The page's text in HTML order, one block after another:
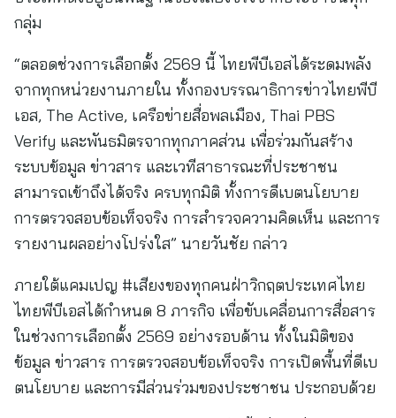
กลุ่ม
“ตลอดช่วงการเลือกตั้ง 2569 นี้ ไทยพีบีเอสได้ระดมพลัง
จากทุกหน่วยงานภายใน ทั้งกองบรรณาธิการข่าวไทยพีบี
เอส, The Active, เครือข่ายสื่อพลเมือง, Thai PBS
Verify และพันธมิตรจากทุกภาคส่วน เพื่อร่วมกันสร้าง
ระบบข้อมูล ข่าวสาร และเวทีสาธารณะที่ประชาชน
สามารถเข้าถึงได้จริง ครบทุกมิติ ทั้งการดีเบตนโยบาย
การตรวจสอบข้อเท็จจริง การสำรวจความคิดเห็น และการ
รายงานผลอย่างโปร่งใส” นายวันชัย กล่าว
ภายใต้แคมเปญ #เสียงของทุกคนฝ่าวิกฤตประเทศไทย
ไทยพีบีเอสได้กำหนด 8 ภารกิจ เพื่อขับเคลื่อนการสื่อสาร
ในช่วงการเลือกตั้ง 2569 อย่างรอบด้าน ทั้งในมิติของ
ข้อมูล ข่าวสาร การตรวจสอบข้อเท็จจริง การเปิดพื้นที่ดีเบ
ตนโยบาย และการมีส่วนร่วมของประชาชน ประกอบด้วย